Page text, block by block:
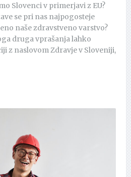
Slovenci v primerjavi z EU?
se pri nas najpogosteje
naše zdravstveno varstvo?
druga vprašanja lahko
z naslovom Zdravje v Sloveniji,